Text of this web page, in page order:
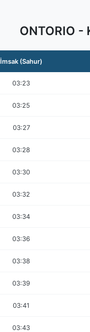
ONTORIO -
İmsak (Sahur)
03:23
03:25
03:27
03:28
03:30
03:32
03:34
03:36
03:38
03:39
03:41
03:43